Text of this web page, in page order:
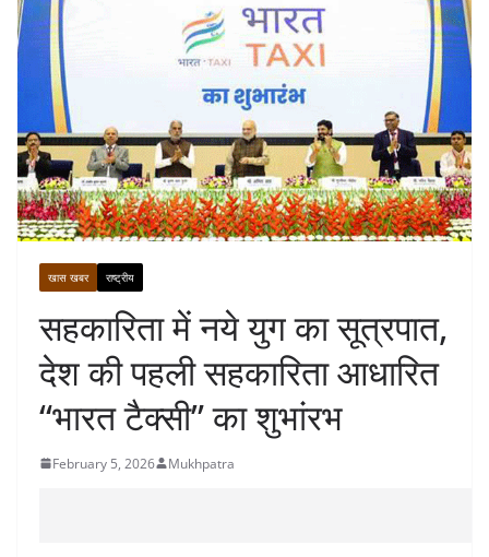
खास खबर राष्ट्रीय
सहकारिता में नये युग का सूत्रपात,
देश की पहली सहकारिता आधारित
“भारत टैक्सी” का शुभांरभ
February 5, 2026 Mukhpatra